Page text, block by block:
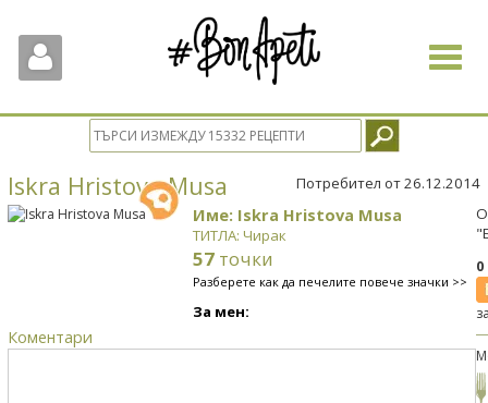
Toggle
Iskra Hristova Musa Потребител от 26.12.2014
Име: Iskra Hristova Musa
ТИТЛА: Чирак
57 точки
Разберете как да печелите повече значки >>
За мен:
Коментари